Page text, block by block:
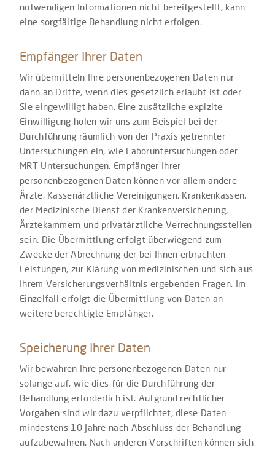
notwendigen Informationen nicht bereitgestellt, kann
eine sorgfältige Behandlung nicht erfolgen.
Empfänger Ihrer Daten
Wir übermitteln Ihre personenbezogenen Daten nur
dann an Dritte, wenn dies gesetzlich erlaubt ist oder
Sie eingewilligt haben. Eine zusätzliche expizite
Einwilligung holen wir uns zum Beispiel bei der
Durchführung räumlich von der Praxis getrennter
Untersuchungen ein, wie Laboruntersuchungen oder
MRT Untersuchungen. Empfänger Ihrer
personenbezogenen Daten können vor allem andere
Ärzte, Kassenärztliche Vereinigungen, Krankenkassen,
der Medizinische Dienst der Krankenversicherung,
Ärztekammern und privatärztliche Verrechnungsstellen
sein. Die Übermittlung erfolgt überwiegend zum
Zwecke der Abrechnung der bei Ihnen erbrachten
Leistungen, zur Klärung von medizinischen und sich aus
Ihrem Versicherungsverhältnis ergebenden Fragen. Im
Einzelfall erfolgt die Übermittlung von Daten an
weitere berechtigte Empfänger.
Speicherung Ihrer Daten
Wir bewahren Ihre personenbezogenen Daten nur
solange auf, wie dies für die Durchführung der
Behandlung erforderlich ist. Aufgrund rechtlicher
Vorgaben sind wir dazu verpflichtet, diese Daten
mindestens 10 Jahre nach Abschluss der Behandlung
aufzubewahren. Nach anderen Vorschriften können sich